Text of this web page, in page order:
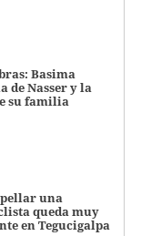
Basima
de Nasser y la
su familia
una
queda muy
en Tegucigalpa